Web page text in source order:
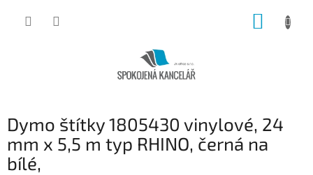
Dymo štítky 1805430 vinylové, 24
mm x 5,5 m typ RHINO, černá na
bílé,